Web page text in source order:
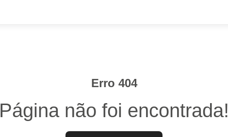
Erro 404
Página não foi encontrada!